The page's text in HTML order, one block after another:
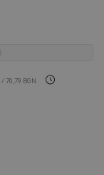
/ 70,79 BGN